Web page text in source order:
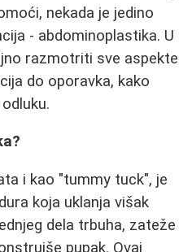
nekada je jedino
- abdominoplastika. U
razmotriti sve aspekte
do oporavka, kako
i kao "tummy tuck", je
koja uklanja višak
dela trbuha, zateže
pupak. Ovaj